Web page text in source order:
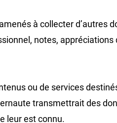
à collecter d’autres
notes,
ou de services
transmettrait des
leur est connu.